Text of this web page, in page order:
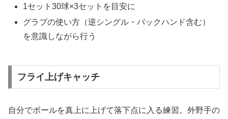
1セット30球×3セットを目安に
グラブの使い方（逆シングル・バックハンド含む）
を意識しながら行う
フライ上げキャッチ
自分でボールを真上に上げて落下点に入る練習。外野手の